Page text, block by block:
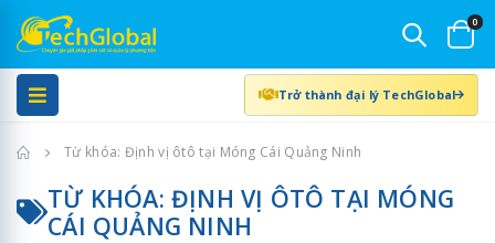
0
Trở thành đại lý TechGlobal
Trang chủTừ khóa: Định vị ôtô tại Móng Cái Quảng Ninh
TỪ KHÓA: ĐỊNH VỊ ÔTÔ TẠI MÓNG
CÁI QUẢNG NINH